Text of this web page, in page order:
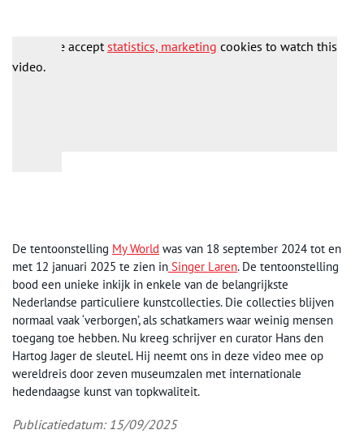
Please acceptstatistics, marketing cookies to watch this
video.
De tentoonstelling My World was van 18 september 2024 tot en
met 12 januari 2025 te zien in Singer Laren. De tentoonstelling
bood een unieke inkijk in enkele van de belangrijkste
Nederlandse particuliere kunstcollecties. Die collecties blijven
normaal vaak ‘verborgen’, als schatkamers waar weinig mensen
toegang toe hebben. Nu kreeg schrijver en curator Hans den
Hartog Jager de sleutel. Hij neemt ons in deze video mee op
wereldreis door zeven museumzalen met internationale
hedendaagse kunst van topkwaliteit.
Publicatiedatum: 15/09/2025